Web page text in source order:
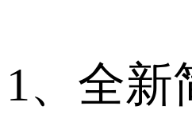
1、全新